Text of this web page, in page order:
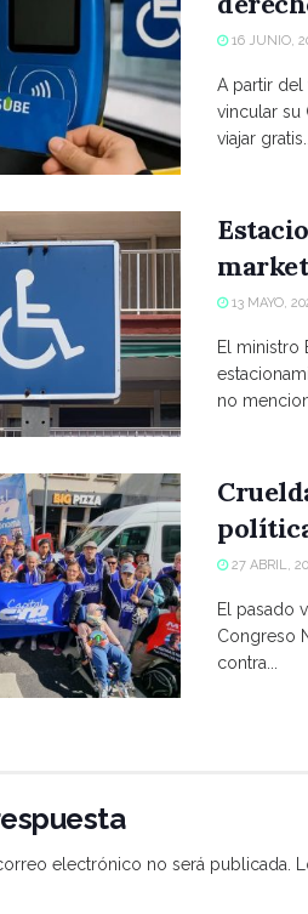
16 JUNIO,
A partir del
vincular su
viajar gratis...
13 MAYO,
El ministro
no
27 ABRIL,
El pasado
Congreso
contra...
electrónico no será publicada.